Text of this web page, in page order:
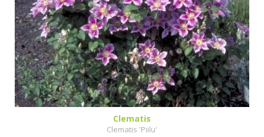
Clematis
Clematis 'Piilu'